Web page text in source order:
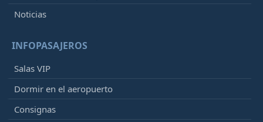
Noticias
INFOPASAJEROS
Salas VIP
Dormir en el aeropuerto
Consignas